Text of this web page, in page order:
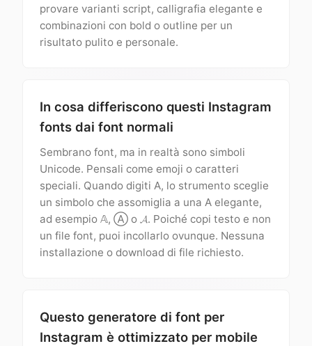
provare varianti script, calligrafia elegante e
combinazioni con bold o outline per un
risultato pulito e personale.
In cosa differiscono questi Instagram
fonts dai font normali
Sembrano font, ma in realtà sono simboli
Unicode. Pensali come emoji o caratteri
speciali. Quando digiti A, lo strumento sceglie
un simbolo che assomiglia a una A elegante,
ad esempio 𝔸, Ⓐ o 𝓐. Poiché copi testo e non
un file font, puoi incollarlo ovunque. Nessuna
installazione o download di file richiesto.
Questo generatore di font per
Instagram è ottimizzato per mobile